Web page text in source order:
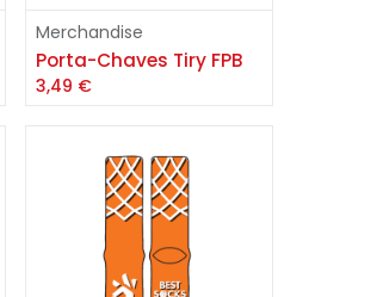
Adicionar
Merchandise
Porta-Chaves Tiry FPB
3,49 €